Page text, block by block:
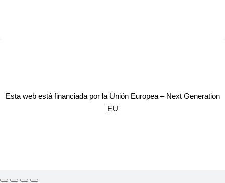
Esta web está financiada por la Unión Europea – Next Generation
EU